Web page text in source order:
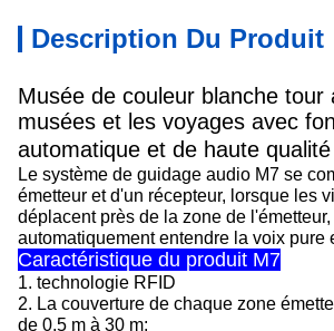
Description Du Produit
Musée de couleur blanche tour
musées et les voyages avec
automatique et de haute qualité
Le système de guidage audio M7 se
émetteur et d'un récepteur, lorsque les
déplacent près de la zone de
automatiquement entendre la voix pure
Caractéristique du produit M7
1. technologie RFID
2. La couverture de chaque zone
de 0,5 m à 30 m;